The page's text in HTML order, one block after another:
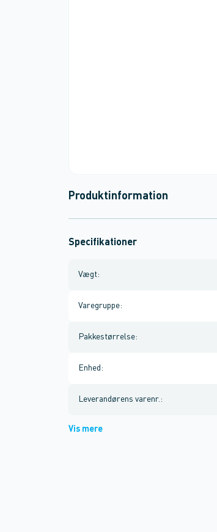
Produktinformation
Specifikationer
Vægt:
Varegruppe:
Pakkestørrelse:
Enhed :
Leverandørens varenr. :
Vis mere